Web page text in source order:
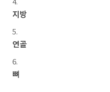
지방
연골
뼈